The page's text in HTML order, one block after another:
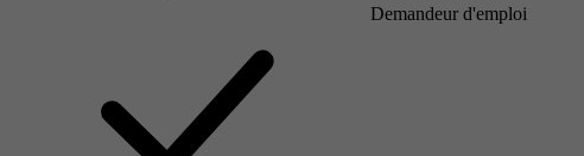
Demandeur d'emploi